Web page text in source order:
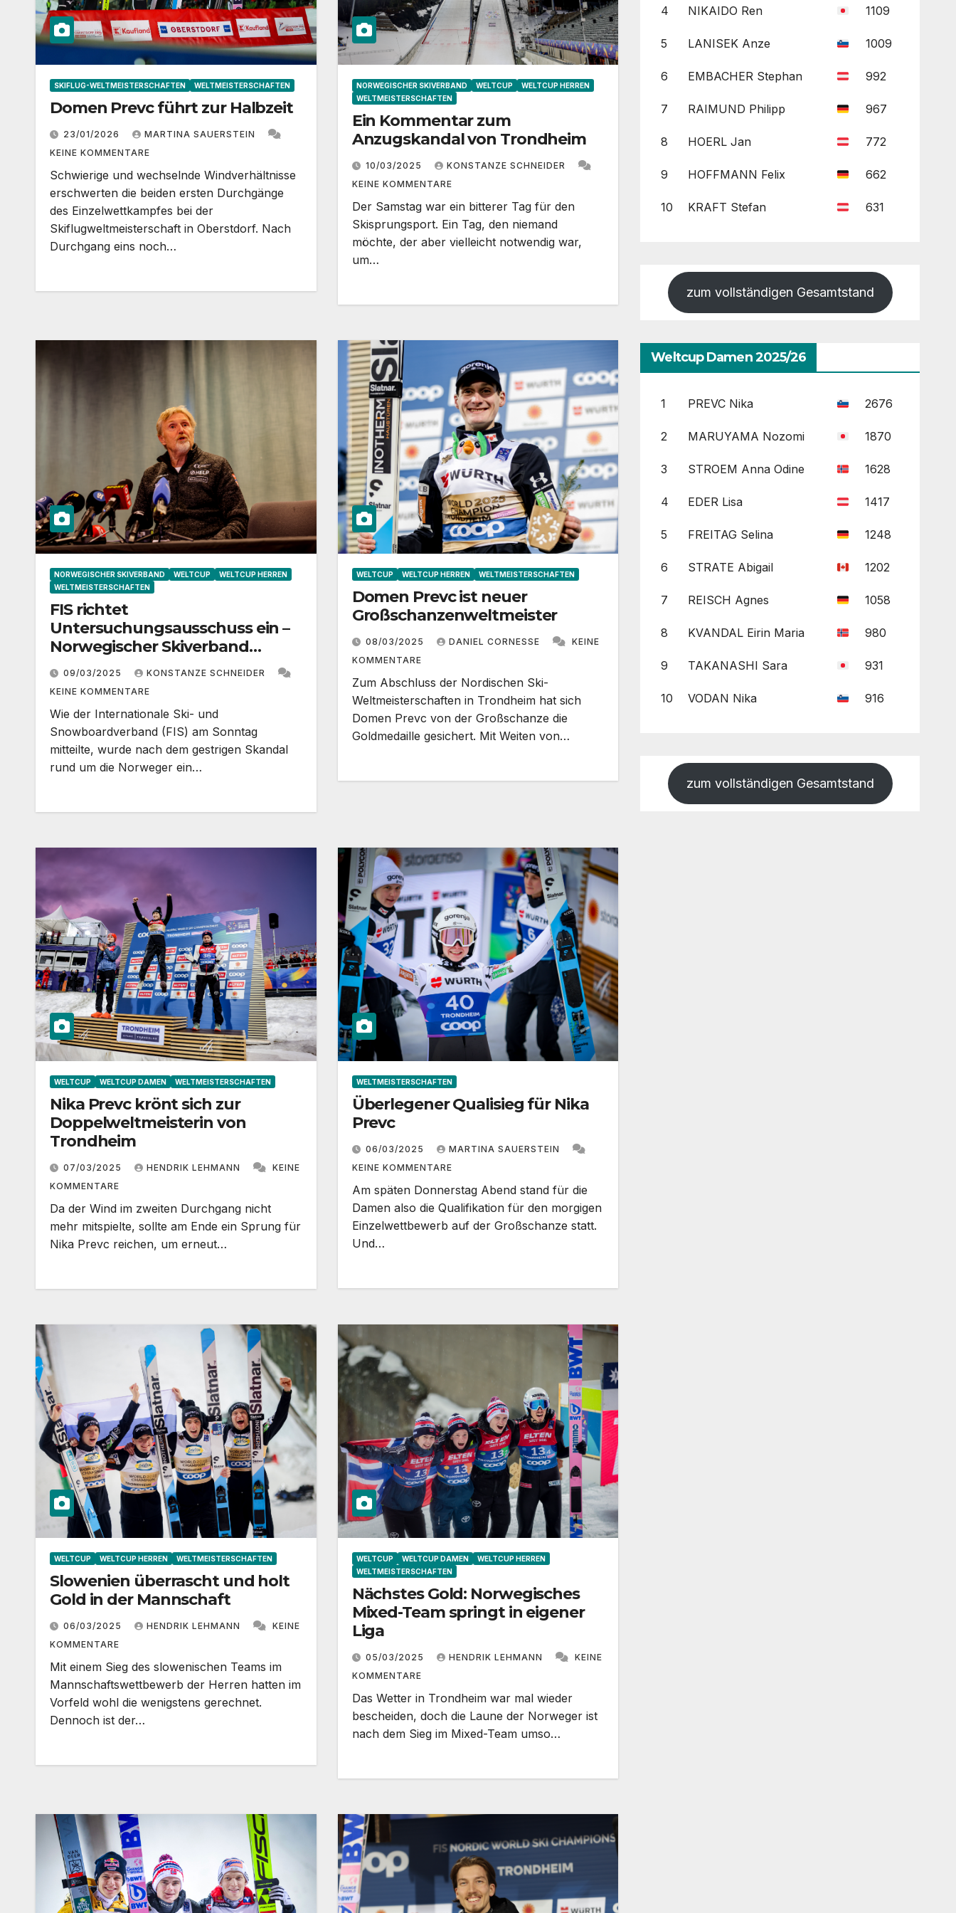
SKIFLUG-WELTMEISTERSCHAFTEN WELTMEISTERSCHAFTEN
Domen Prevc führt zur Halbzeit
23/01/2026
MARTINA SAUERSTEIN
KEINE KOMMENTARE
Schwierige und wechselnde Windverhältnisse
erschwerten die beiden ersten Durchgänge
des Einzelwettkampfes bei der
Skiflugweltmeisterschaft in Oberstdorf. Nach
Durchgang eins noch…
NORWEGISCHER SKIVERBAND WELTCUP
WELTCUP HERREN
WELTMEISTERSCHAFTEN
Ein Kommentar zum
Anzugskandal von Trondheim
10/03/2025
KONSTANZE SCHNEIDER
KEINE KOMMENTARE
Der Samstag war ein bitterer Tag für den
Skisprungsport. Ein Tag, den niemand
möchte, der aber vielleicht notwendig war,
um…
NORWEGISCHER SKIVERBAND WELTCUP
WELTCUP HERREN
WELTMEISTERSCHAFTEN
FIS richtet
Untersuchungsausschuss ein –
Norwegischer Skiverband
bezieht Stellung
09/03/2025
KONSTANZE SCHNEIDER
KEINE KOMMENTARE
Wie der Internationale Ski- und
Snowboardverband (FIS) am Sonntag
mitteilte, wurde nach dem gestrigen Skandal
rund um die Norweger ein…
WELTCUP WELTCUP HERREN WELTMEISTERSCHAFTEN
Domen Prevc ist neuer
Großschanzenweltmeister
08/03/2025 DANIEL CORNESSE
KEINE
KOMMENTARE
Zum Abschluss der Nordischen Ski-
Weltmeisterschaften in Trondheim hat sich
Domen Prevc von der Großschanze die
Goldmedaille gesichert. Mit Weiten von…
WELTCUP WELTCUP DAMEN WELTMEISTERSCHAFTEN
Nika Prevc krönt sich zur
Doppelweltmeisterin von
Trondheim
07/03/2025 HENDRIK LEHMANN
KEINE
KOMMENTARE
Da der Wind im zweiten Durchgang nicht
mehr mitspielte, sollte am Ende ein Sprung für
Nika Prevc reichen, um erneut…
WELTMEISTERSCHAFTEN
Überlegener Qualisieg für Nika
Prevc
06/03/2025
MARTINA SAUERSTEIN
KEINE KOMMENTARE
Am späten Donnerstag Abend stand für die
Damen also die Qualifikation für den morgigen
Einzelwettbewerb auf der Großschanze statt.
Und…
WELTCUP WELTCUP HERREN WELTMEISTERSCHAFTEN
Slowenien überrascht und holt
Gold in der Mannschaft
06/03/2025 HENDRIK LEHMANN
KEINE
KOMMENTARE
Mit einem Sieg des slowenischen Teams im
Mannschaftswettbewerb der Herren hatten im
Vorfeld wohl die wenigstens gerechnet.
Dennoch ist der…
WELTCUP WELTCUP DAMEN
WELTCUP HERREN
WELTMEISTERSCHAFTEN
Nächstes Gold: Norwegisches
Mixed-Team springt in eigener
Liga
05/03/2025 HENDRIK LEHMANN
KEINE
KOMMENTARE
Das Wetter in Trondheim war mal wieder
bescheiden, doch die Laune der Norweger ist
nach dem Sieg im Mixed-Team umso…
4 NIKAIDO Ren 1109
5 LANISEK Anze 1009
6 EMBACHER Stephan 992
7 RAIMUND Philipp 967
8 HOERL Jan 772
9 HOFFMANN Felix 662
10 KRAFT Stefan 631
zum vollständigen Gesamtstand
Weltcup Damen 2025/26
1 PREVC Nika 2676
2 MARUYAMA Nozomi 1870
3 STROEM Anna Odine 1628
4 EDER Lisa 1417
5 FREITAG Selina 1248
6 STRATE Abigail 1202
7 REISCH Agnes 1058
8 KVANDAL Eirin Maria 980
9 TAKANASHI Sara 931
10 VODAN Nika 916
zum vollständigen Gesamtstand